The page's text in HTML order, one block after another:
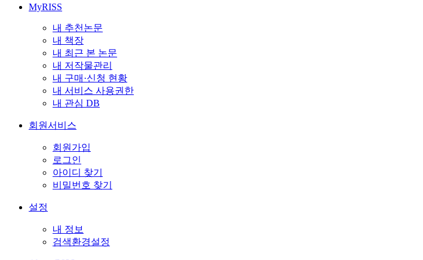
MyRISS
내 추천논문
내 책장
내 최근 본 논문
내 저작물관리
내 구매·신청 현황
내 서비스 사용권한
내 관심 DB
회원서비스
회원가입
로그인
아이디 찾기
비밀번호 찾기
설정
내 정보
검색환경설정